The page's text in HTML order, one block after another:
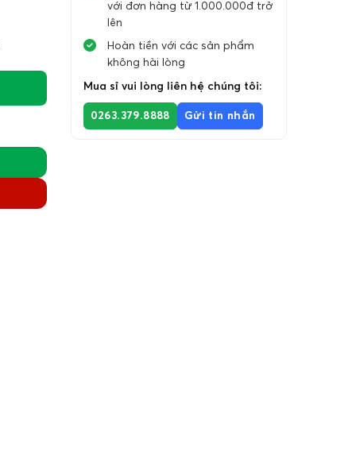
với đơn hàng từ 1.000.000đ trở
lên
Hoàn tiền với các sản phẩm
không hài lòng
Mua sỉ vui lòng liên hệ chúng tôi:
0263.379.8888 Gửi tin nhắn